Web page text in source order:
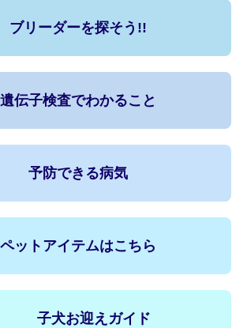
ブリーダーを探そう!!
遺伝子検査でわかること
予防できる病気
ペットアイテムはこちら
子犬お迎えガイド